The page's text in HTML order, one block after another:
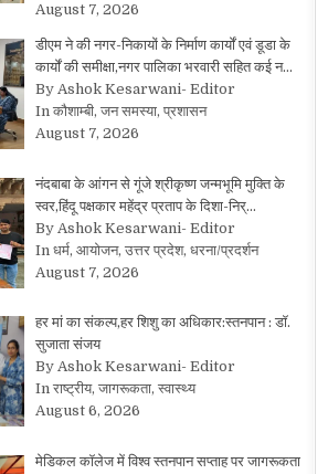
August 7, 2026
डीएम ने की नगर-निकायों के निर्माण कार्यों एवं डूडा के
कार्यों की समीक्षा,नगर पालिका भरवारी सहित कई न…
By Ashok Kesarwani- Editor
In कौशाम्बी, जन समस्या, प्रशासन
August 7, 2026
नंदबाबा के आंगन से गूंजे श्रीकृष्ण जन्मभूमि मुक्ति के
स्वर,हिंदू पक्षकार महेंद्र प्रताप के दिशा-निर्…
By Ashok Kesarwani- Editor
In धर्म, आयोजन, उत्तर प्रदेश, धरना/प्रदर्शन
August 7, 2026
हर मां का संकल्प,हर शिशु का अधिकार:स्तनपान : डॉ.
सुजाता संजय
By Ashok Kesarwani- Editor
In राष्ट्रीय, जागरूकता, स्वास्थ्य
August 6, 2026
मेडिकल कॉलेज में विश्व स्तनपान सप्ताह पर जागरूकता